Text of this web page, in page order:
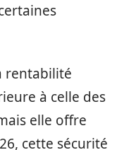
rentabilité
à celle des
elle offre
cette sécurité